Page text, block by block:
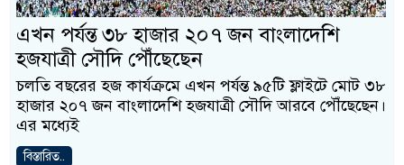
এখন পর্যন্ত ৩৮ হাজার ২০৭ জন বাংলাদেশি
হজযাত্রী সৌদি পৌঁছেছেন
চলতি বছরের হজ কার্যক্রমে এখন পর্যন্ত ৯৫টি ফ্লাইটে মোট ৩৮
হাজার ২০৭ জন বাংলাদেশি হজযাত্রী সৌদি আরবে পৌঁছেছেন।
এর মধ্যেই
বিস্তারিত..